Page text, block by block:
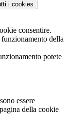
i cookies
consentire.
della
potete
essere
della cookie